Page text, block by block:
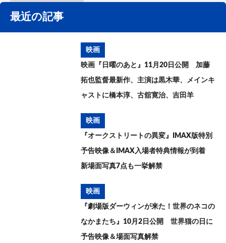
最近の記事
映画
映画『日曜のあと』11月20日公開 加藤
拓也監督最新作、主演は黒木華、メインキ
ャストに橋本淳、古舘寛治、吉田羊
映画
『オークストリートの異変』IMAX版特別
予告映像＆IMAX入場者特典情報が到着
新場面写真7点も一挙解禁
映画
『劇場版ダーウィンが来た！世界のネコの
なかまたち』10月2日公開 世界猫の日に
予告映像＆場面写真解禁